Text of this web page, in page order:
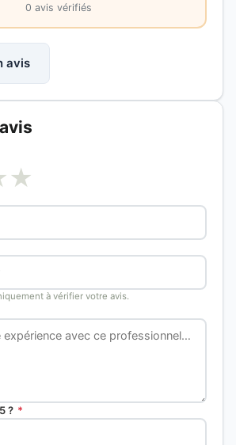
0 avis vérifiés
avis
★
à vérifier votre avis.
? *